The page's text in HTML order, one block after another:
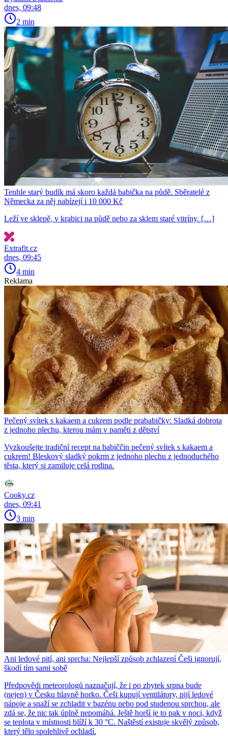
dnes, 09:48
2 min
Tenhle starý budík má skoro každá babička na půdě. Sběratelé z
Německa za něj nabízejí i 10 000 Kč
Leží ve sklepě, v krabici na půdě nebo za sklem staré vitríny. […]
Extrafit.cz
dnes, 09:45
4 min
Reklama
Pečený svítek s kakaem a cukrem podle prababičky: Sladká dobrota
z jednoho plechu, kterou mám v paměti z dětství
Vyzkoušejte tradiční recept na babiččin pečený svítek s kakaem a
cukrem! Bleskový sladký pokrm z jednoho plechu z jednoduchého
těsta, který si zamiluje celá rodina.
Cooky.cz
dnes, 09:41
3 min
Ani ledové pití, ani sprcha: Nejlepší způsob zchlazení Češi ignorují,
škodí tím sami sobě
Předpovědi meteorologů naznačují, že i po zbytek srpna bude
(nejen) v Česku hlavně horko. Češi kupují ventilátory, pijí ledové
nápoje a snaží se zchladit v bazénu nebo pod studenou sprchou, ale
zdá se, že nic tak úplně nepomáhá. Ještě horší je to pak v noci, když
se teplota v místnosti blíží k 30 °C. Naštěstí existuje skvělý způsob,
který tělo spolehlivě ochladí.